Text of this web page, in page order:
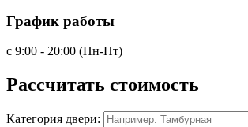
График работы
с 9:00 - 20:00 (Пн-Пт)
Рассчитать стоимость
Категория двери: